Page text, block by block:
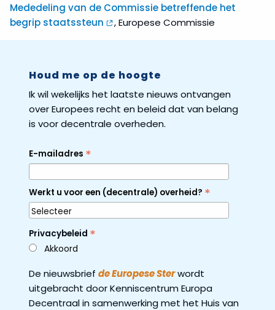
Mededeling van de Commissie betreffende het
begrip staatssteun
, Europese Commissie
Houd me op de hoogte
Ik wil wekelijks het laatste nieuws ontvangen
over Europees recht en beleid dat van belang
is voor decentrale overheden.
E-mailadres *
Werkt u voor een (decentrale) overheid? *
Privacybeleid *
Akkoord
De nieuwsbrief de Europese Sterwordt
uitgebracht door Kenniscentrum Europa
Decentraal in samenwerking met het Huis van